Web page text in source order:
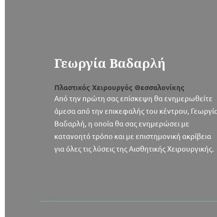
Γεωργία Βαδαρλή
Πλαστικός Χειρουργός Θεσσαλονίκης
Από την πρώτη σας επίσκεψη θα ενημερωθείτε
άμεσα από την επικεφαλής του κέντρου,
Βαδαρλή, η οποία θα σας ενημερώσει με
κατανοητό τρόπο και με επιστημονική ακρίβεια
για όλες τις λύσεις της Αισθητικής Χειρουργικής.